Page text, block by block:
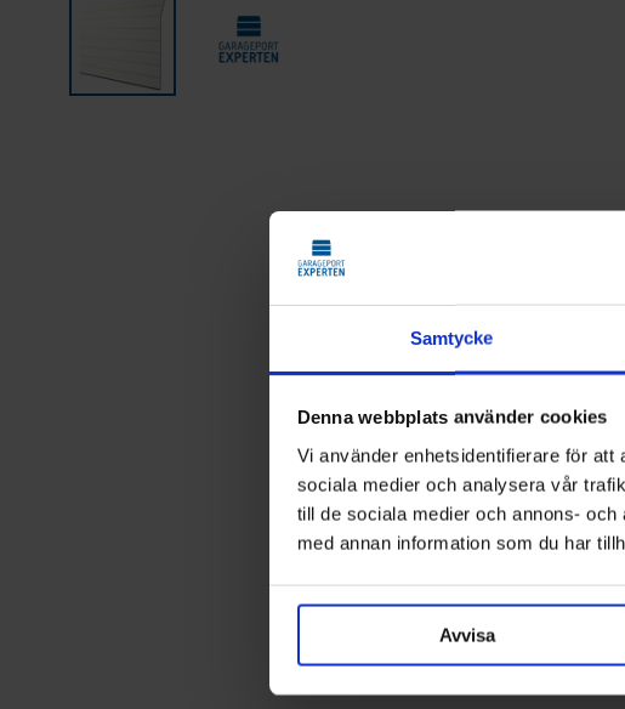
Samtycke
Denna webbplats använder cookies
Vi använder enhetsidentifierare för att
sociala medier och analysera vår
till de sociala medier och annons-
med annan information som du har
Avvisa